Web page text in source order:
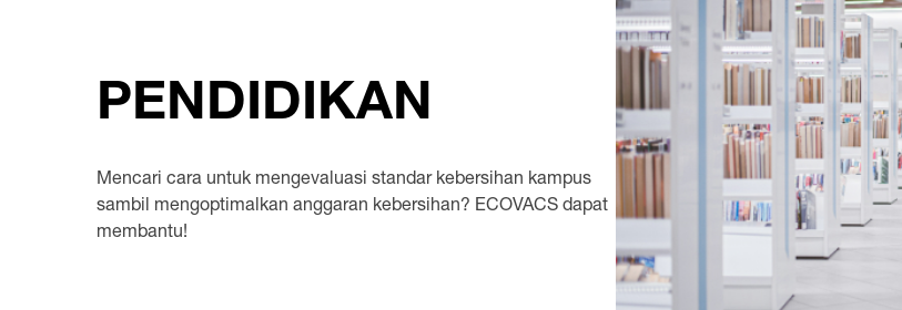
PENDIDIKAN
Mencari cara untuk mengevaluasi standar kebersihan kampus
sambil mengoptimalkan anggaran kebersihan? ECOVACS dapat
membantu!